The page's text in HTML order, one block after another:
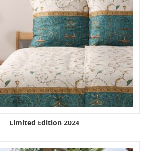
Limited Edition 2024